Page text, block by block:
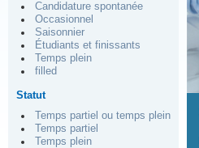
Candidature spontanée
Occasionnel
Saisonnier
Étudiants et finissants
Temps plein
filled
Statut
Temps partiel ou temps plein
Temps partiel
Temps plein